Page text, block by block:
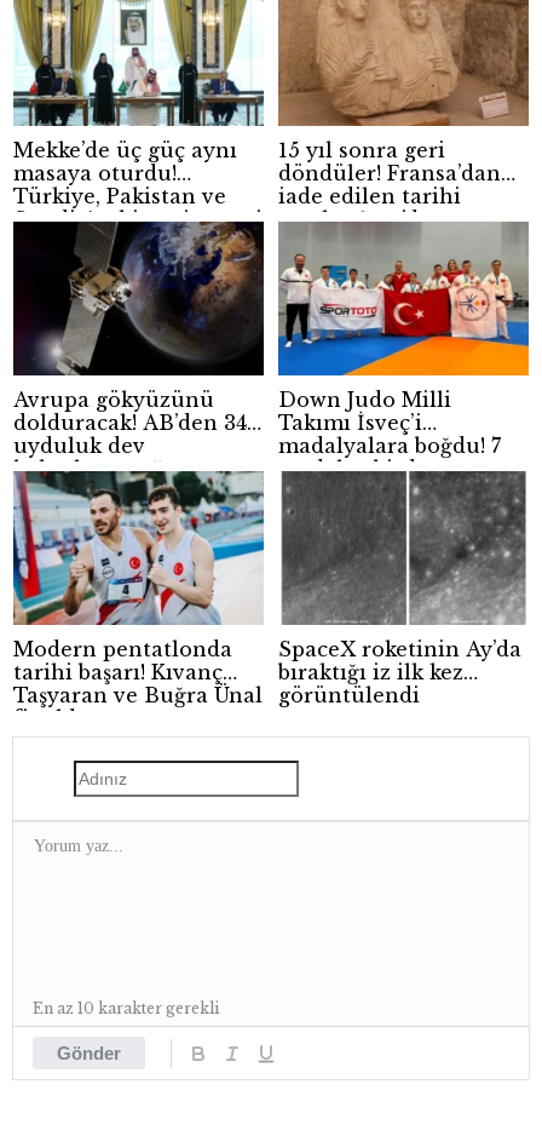
Mekke’de üç güç aynı
masaya oturdu!
Türkiye, Pakistan ve
Suudi Arabistan’ın yeni
güvenlik hesabı
15 yıl sonra geri
döndüler! Fransa’dan
iade edilen tarihi
eserler Şam’da
sergilendi
Avrupa gökyüzünü
dolduracak! AB’den 348
uyduluk dev
haberleşme ağı
Down Judo Milli
Takımı İsveç’i
madalyalara boğdu! 7
madalya birden
Modern pentatlonda
tarihi başarı! Kıvanç
Taşyaran ve Buğra Ünal
finalde
SpaceX roketinin Ay’da
bıraktığı iz ilk kez
görüntülendi
Gönder
En az 10 karakter gerekli